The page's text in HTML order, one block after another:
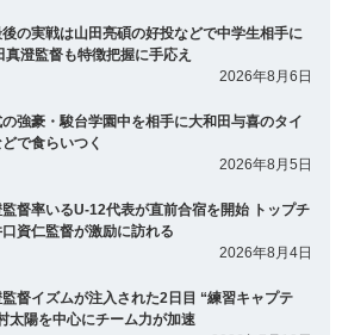
の実戦は山田亮碩の好投などで中学生相手に
真澄監督も特徴把握に手応え
2026年8月6日
強豪・駿台学園中を相手に大和田与喜のタイ
で食らいつく
2026年8月5日
督率いるU-12代表が直前合宿を開始 トップチ
資仁監督が激励に訪れる
2026年8月4日
督イズムが注入された2日目 “練習キャプテ
太陽を中心にチーム力が加速